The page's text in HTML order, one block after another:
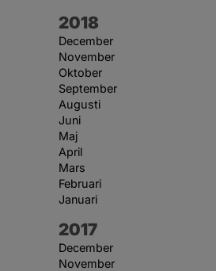
År:
2018
December
November
Oktober
September
Augusti
Juni
Maj
April
Mars
Februari
Januari
År:
2017
December
November